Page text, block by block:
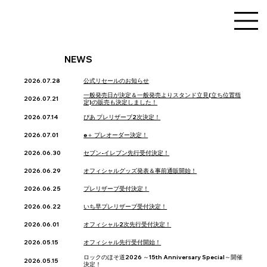
NEWS
2026.07.28 公式リセールのお知らせ
2026.07.21 一般発売日が決定＆一般発売よりスタンド立見(立ち位置指
定)の販売も決定しました！
2026.07.14 ぴあ プレリザーブ2次決定！
2026.07.01 e＋ プレオーダー決定！
2026.06.30 セブン‐イレブン先行受付決定！
2026.06.29 オフィシャルグッズ発表＆事前通販開始！
2026.06.25 プレリザーブ受付決定！
2026.06.22 いち早プレリザーブ受付決定！
2026.06.01 オフィシャル2次先行受付決定！
2026.05.15 オフィシャル先行受付開始！
2026.05.15
ロックのほそ道2026 ～15th Anniversary Special～開催
決定！